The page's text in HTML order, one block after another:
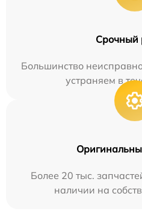
Срочный
Большинство
устраняем в
Более 20 тыс.
наличии на